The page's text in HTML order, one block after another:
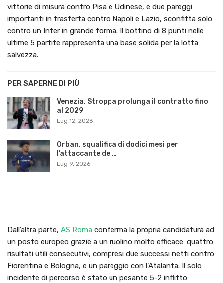
vittorie di misura contro Pisa e Udinese, e due pareggi
importanti in trasferta contro Napoli e Lazio, sconfitta solo
contro un Inter in grande forma. Il bottino di 8 punti nelle
ultime 5 partite rappresenta una base solida per la lotta
salvezza.
PER SAPERNE DI PIÙ
Venezia, Stroppa prolunga il contratto fino
al 2029
Lug 12, 2026
Orban, squalifica di dodici mesi per
l’attaccante del…
Lug 9, 2026
Dall’altra parte, AS Roma conferma la propria candidatura ad
un posto europeo grazie a un ruolino molto efficace: quattro
risultati utili consecutivi, compresi due successi netti contro
Fiorentina e Bologna, e un pareggio con l’Atalanta. Il solo
incidente di percorso è stato un pesante 5-2 inflitto